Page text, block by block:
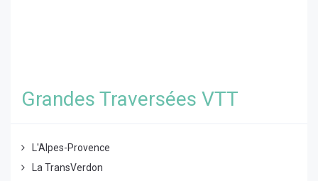
Grandes Traversées VTT
L'Alpes-Provence
La TransVerdon